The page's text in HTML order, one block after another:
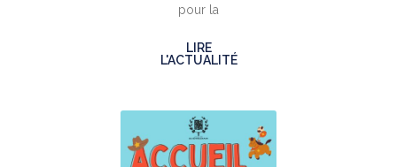
pour la
LIRE
L'ACTUALITÉ